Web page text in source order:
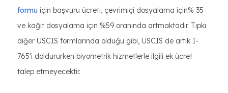
formu için başvuru ücreti, çevrimiçi dosyalama için% 35
ve kağıt dosyalama için %59 oranında artmaktadır. Tıpkı
diğer USCIS formlarında olduğu gibi, USCIS de artık I-
765'i doldururken biyometrik hizmetlerle ilgili ek ücret
talep etmeyecektir.